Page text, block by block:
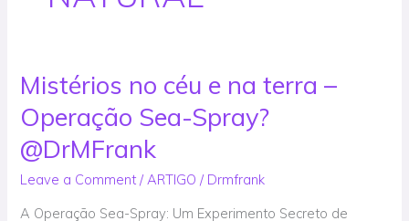
Mistérios no céu e na terra –
Operação Sea-Spray?
@DrMFrank
Leave a Comment /ARTIGO / Drmfrank
A Operação Sea-Spray: Um Experimento Secreto de
Mistérios
no
céu
e
na
terra
–